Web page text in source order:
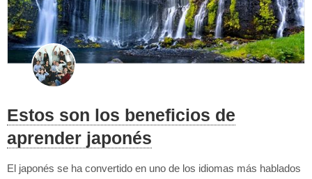
Estos son los beneficios de
aprender japonés
El japonés se ha convertido en uno de los idiomas más hablados